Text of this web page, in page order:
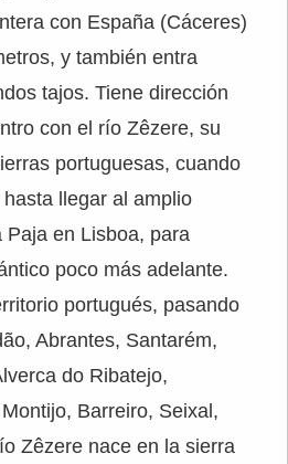
con España (Cáceres)
y también entra
tajos. Tiene dirección
con el río Zêzere, su
portuguesas, cuando
llegar al amplio
en Lisboa, para
poco más adelante.
portugués, pasando
Abrantes, Santarém,
do Ribatejo,
Barreiro, Seixal,
Zêzere nace en la sierra